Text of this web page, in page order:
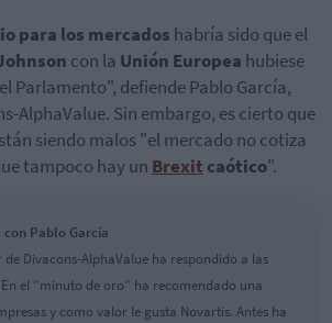
para los mercados habría sido que el
con la Unión Europea hubiese
Parlamento", defiende Pablo García,
AlphaValue. Sin embargo, es cierto que
siendo malos "el mercado no cotiza
tampoco hay un Brexit caótico".
Pablo García
Divacons-AlphaValue ha respondido a las
En el "minuto de oro" ha recomendado una
y como valor le gusta Novartis. Antes ha